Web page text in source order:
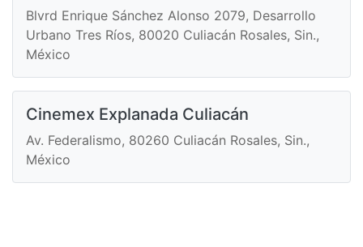
Blvrd Enrique Sánchez Alonso 2079, Desarrollo
Urbano Tres Ríos, 80020 Culiacán Rosales, Sin.,
México
Cinemex Explanada Culiacán
Av. Federalismo, 80260 Culiacán Rosales, Sin.,
México